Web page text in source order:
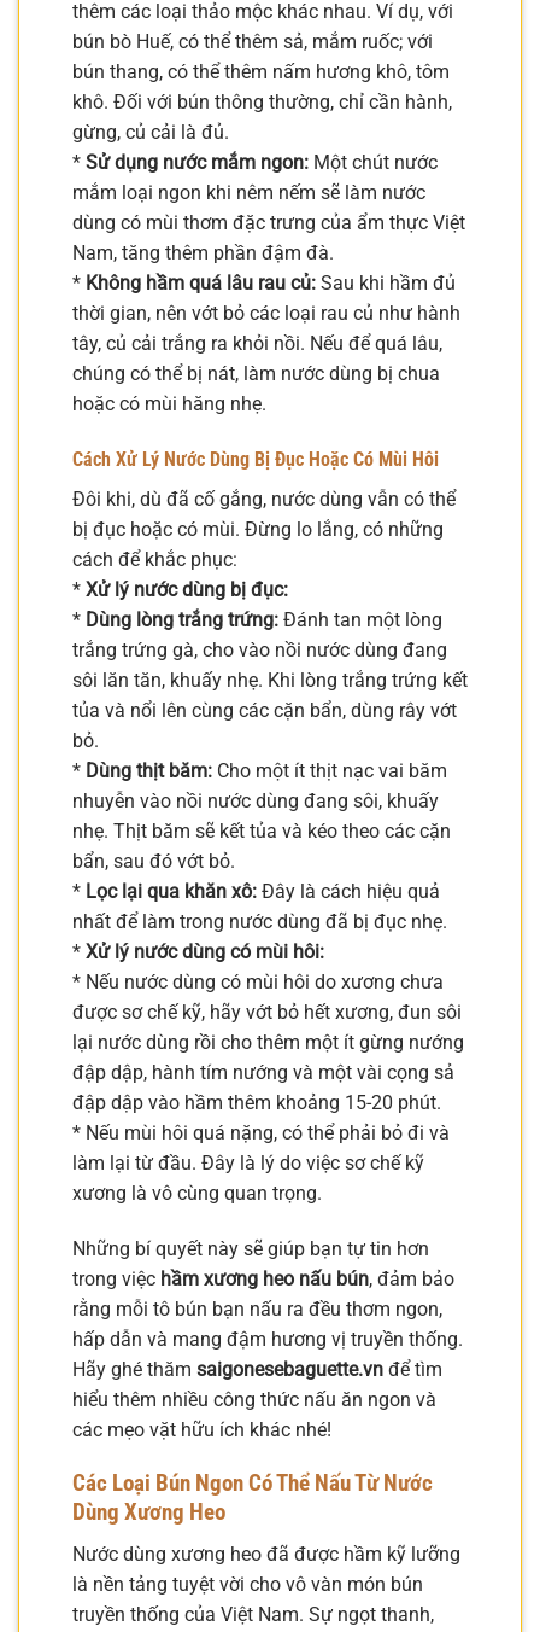
thêm các loại thảo mộc khác nhau. Ví dụ, với
bún bò Huế, có thể thêm sả, mắm ruốc; với
bún thang, có thể thêm nấm hương khô, tôm
khô. Đối với bún thông thường, chỉ cần hành,
gừng, củ cải là đủ.
* Sử dụng nước mắm ngon: Một chút nước
mắm loại ngon khi nêm nếm sẽ làm nước
dùng có mùi thơm đặc trưng của ẩm thực Việt
Nam, tăng thêm phần đậm đà.
* Không hầm quá lâu rau củ: Sau khi hầm đủ
thời gian, nên vớt bỏ các loại rau củ như hành
tây, củ cải trắng ra khỏi nồi. Nếu để quá lâu,
chúng có thể bị nát, làm nước dùng bị chua
hoặc có mùi hăng nhẹ.
Cách Xử Lý Nước Dùng Bị Đục Hoặc Có Mùi Hôi
Đôi khi, dù đã cố gắng, nước dùng vẫn có thể
bị đục hoặc có mùi. Đừng lo lắng, có những
cách để khắc phục:
* Xử lý nước dùng bị đục:
* Dùng lòng trắng trứng: Đánh tan một lòng
trắng trứng gà, cho vào nồi nước dùng đang
sôi lăn tăn, khuấy nhẹ. Khi lòng trắng trứng kết
tủa và nổi lên cùng các cặn bẩn, dùng rây vớt
bỏ.
* Dùng thịt băm: Cho một ít thịt nạc vai băm
nhuyễn vào nồi nước dùng đang sôi, khuấy
nhẹ. Thịt băm sẽ kết tủa và kéo theo các cặn
bẩn, sau đó vớt bỏ.
* Lọc lại qua khăn xô: Đây là cách hiệu quả
nhất để làm trong nước dùng đã bị đục nhẹ.
* Xử lý nước dùng có mùi hôi:
* Nếu nước dùng có mùi hôi do xương chưa
được sơ chế kỹ, hãy vớt bỏ hết xương, đun sôi
lại nước dùng rồi cho thêm một ít gừng nướng
đập dập, hành tím nướng và một vài cọng sả
đập dập vào hầm thêm khoảng 15-20 phút.
* Nếu mùi hôi quá nặng, có thể phải bỏ đi và
làm lại từ đầu. Đây là lý do việc sơ chế kỹ
xương là vô cùng quan trọng.
Những bí quyết này sẽ giúp bạn tự tin hơn
trong việc hầm xương heo nấu bún, đảm bảo
rằng mỗi tô bún bạn nấu ra đều thơm ngon,
hấp dẫn và mang đậm hương vị truyền thống.
Hãy ghé thăm saigonesebaguette.vn để tìm
hiểu thêm nhiều công thức nấu ăn ngon và
các mẹo vặt hữu ích khác nhé!
Các Loại Bún Ngon Có Thể Nấu Từ Nước
Dùng Xương Heo
Nước dùng xương heo đã được hầm kỹ lưỡng
là nền tảng tuyệt vời cho vô vàn món bún
truyền thống của Việt Nam. Sự ngọt thanh,